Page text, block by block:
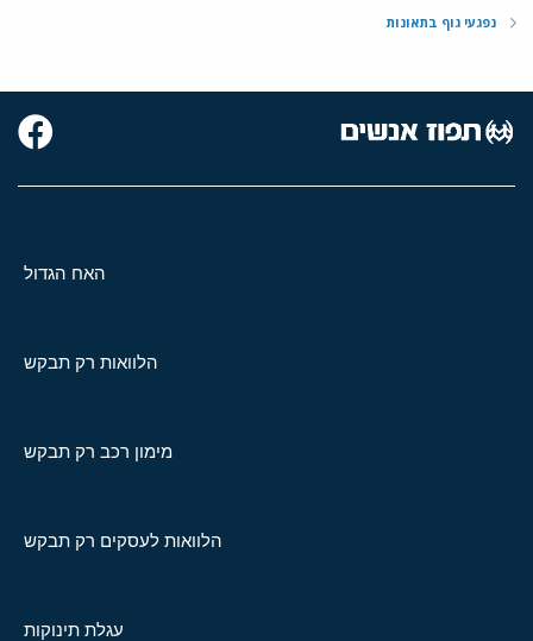
נפגעי גוף בתאונות
האח הגדול
הלוואות רק תבקש
מימון רכב רק תבקש
הלוואות לעסקים רק תבקש
עגלת תינוקות